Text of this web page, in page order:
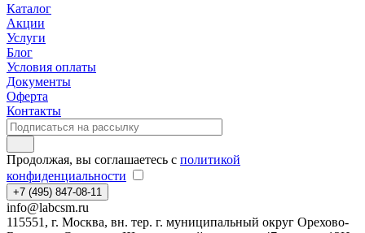
Каталог
Акции
Услуги
Блог
Условия оплаты
Документы
Оферта
Контакты
Продолжая, вы соглашаетесь с политикой
конфиденциальности
+7 (495) 847-08-11
info@labcsm.ru
115551, г. Москва, вн. тер. г. муниципальный округ Орехово-